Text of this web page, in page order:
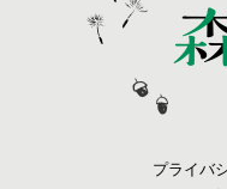
プライバ